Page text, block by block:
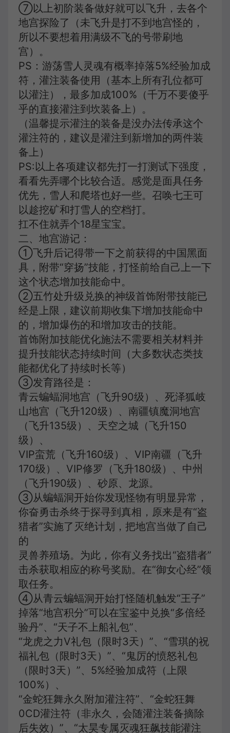
⑦以上初阶装备做好就可以飞升，去各个
地宫探险了（未飞升是打不到地宫怪的，
所以不要想着用满级不飞的号带刷地
宫）。
PS：游荡雪人灵魂有概率掉落5%经验加成
符，灌注装备使用（基本上所有孔位都可
以灌注），最多加成100%（千万不要傻乎
乎的直接灌注到坎装备上）。
（温馨提示灌注的装备是没办法传承这个
灌注符的，建议是灌注到新增加的两件装
备上）
PS:以上各项建议都先打一打测试下强度，
看看先弄哪个比较合适。感觉是面具任务
优先，雪人和爬塔也好一些。召唤七王可
以趁挖矿和打雪人的空档打。
扛不住就弄个18星宝宝。
二、地宫游记：
①飞升后记得带一下之前获得的中国黑面
具，附带“穿扬”技能，打怪前给自己上一下
这个状态增加技能命中。
②五竹处升级兑换的神级首饰附带技能已
经是上限，建议前期收集下增加技能命中
的，增加爆伤的和增加攻击的技能。
首饰附加技能优化施法不需要相关材料并
提升技能状态持续时间（大多数状态类技
能都优化了持续时长等）
③发育路径是：
青云蝙蝠洞地宫（飞升90级）、死泽狐岐
山地宫（飞升120级）、南疆镇魔洞地宫
（飞升135级）、天空之城（飞升150
级）、
VIP蛮荒（飞升160级）、VIP南疆（飞升
170级）、VIP修罗（飞升180级）、中州
（飞升190级）、砂原、龙源。
③从蝙蝠洞开始你发现怪物有明显异常，
你奋勇击杀终于探寻到真相，原来是有“盗
猎者”实施了灭绝计划，把地宫当做了自己
的
灵兽养殖场。为此，你有义务找出“盗猎者”
击杀获取相应的称号奖励。在“御女心经”领
取任务。
④从青云蝙蝠洞开始打怪随机触发“王子”
掉落“地宫积分”可以在宝鉴中兑换“多倍经
验丹”、“天子不上船礼包”、
“龙虎之力V礼包（限时3天）”、“雪琪的祝
福礼包（限时3天）”、“鬼厉的愤怒礼包
（限时3天）”、5%经验加成符（上限
100%）、
“金蛇狂舞永久附加灌注符”、“金蛇狂舞
0CD灌注符（非永久，会随灌注装备摘除
后失效）”、“太昊专属灭魂狂飙技能灌注